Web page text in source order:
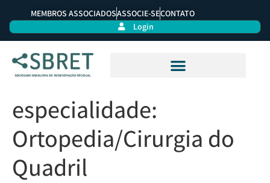
MEMBROS ASSOCIADOSASSOCIE-SECONTATO
Login
especialidade:
Ortopedia/Cirurgia do
Quadril